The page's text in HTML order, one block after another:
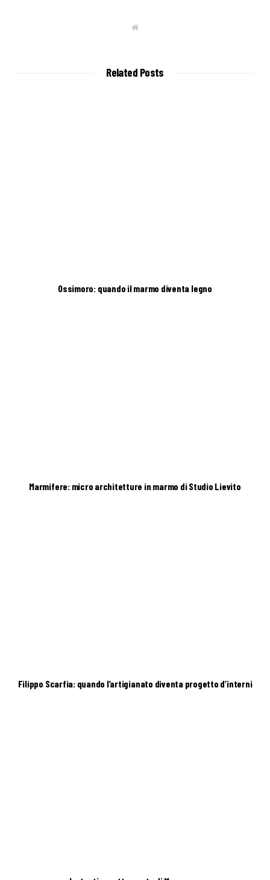
W
Related Posts
Ossimoro: quando il marmo diventa legno
Marmifere: micro architetture in marmo di Studio Lievito
Filippo Scarfia: quando l’artigianato diventa progetto d’interni